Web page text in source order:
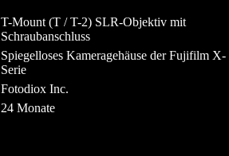
T-Mount (T / T-2) SLR-Objektiv mit
Schraubanschluss
Spiegelloses Kameragehäuse der Fujifilm X-
Serie
Fotodiox Inc.
24 Monate